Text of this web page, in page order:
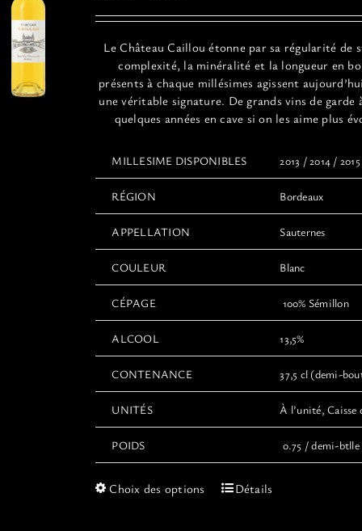
sur
la
page
du
produit
prix :
21,00€
à
45,00€
LeChâteau Caillou étonne par sa régularité de
complexité, la minéralité et la longueur en
présents à chaque millésimes agissent
une véritable signature. De grands vins de garde
quelques années en cave si on les aime plus
MILLESIME DISPONIBLES 2013 / 2014 /
RÉGION Bordeaux
APPELLATION Sauternes
COULEUR Blanc
CÉPAGE 100% Sémillon
ALCOOL 13,5%
CONTENANCE 37,5 cl (demi-
UNITÉS À l’unité, Caisse
POIDS 0.75 / demi-
Choix des options
CeDétails